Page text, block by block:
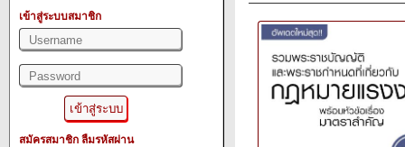
เข้าสู่ระบบสมาชิก
สมัครสมาชิก ลืมรหัสผ่าน